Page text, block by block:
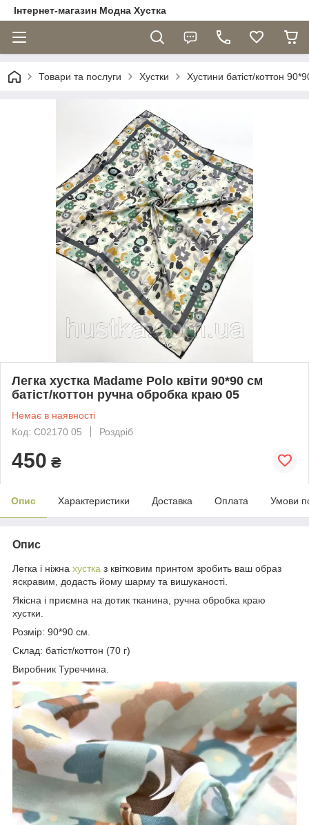
Інтернет-магазин Модна Хустка
Товари та послуги Хустки Хустини батіст/коттон
Легка хустка Madame Polo квіти 90*90 см
батіст/коттон ручна обробка краю 05
Немає в наявності
Код: С02170 05
Роздріб
450 ₴
Опис Характеристики Доставка Оплата Умови
Опис
Легка і ніжна хустка з квітковим принтом зробить ваш образ
яскравим, додасть йому шарму та вишуканості.
Якісна і приємна на дотик тканина, ручна обробка краю
хустки.
Розмір: 90*90 см.
Склад: батіст/коттон (70 г)
Виробник Туреччина.